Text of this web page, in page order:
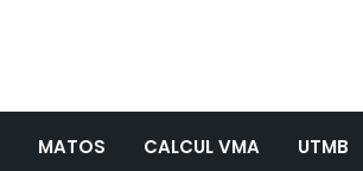
MATOS CALCUL VMA UTMB